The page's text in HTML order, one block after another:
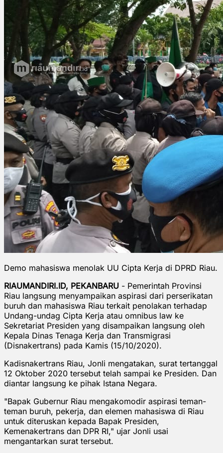
Demo mahasiswa menolak UU Cipta Kerja di DPRD Riau.
RIAUMANDIRI.ID, PEKANBARU - Pemerintah Provinsi
Riau langsung menyampaikan aspirasi dari perserikatan
buruh dan mahasiswa Riau terkait penolakan terhadap
Undang-undag Cipta Kerja atau omnibus law ke
Sekretariat Presiden yang disampaikan langsung oleh
Kepala Dinas Tenaga Kerja dan Transmigrasi
(Disnakertrans) pada Kamis (15/10/2020).
Kadisnakertrans Riau, Jonli mengatakan, surat tertanggal
12 Oktober 2020 tersebut telah sampai ke Presiden. Dan
diantar langsung ke pihak Istana Negara.
"Bapak Gubernur Riau mengakomodir aspirasi teman-
teman buruh, pekerja, dan elemen mahasiswa di Riau
untuk diteruskan kepada Bapak Presiden,
Kemenakertrans dan DPR RI," ujar Jonli usai
mengantarkan surat tersebut.